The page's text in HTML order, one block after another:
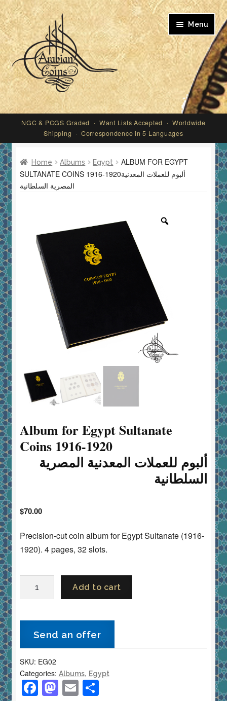
Skip
to
navigation
Skip
to
content
Menu
My account
NGC & PCGS Graded · Want Lists Accepted · Worldwide
Shipping · Correspondence in 5 Languages
Home Albums Egypt
ALBUM FOR EGYPT
SULTANATE COINS 1916-1920ألبوم للعملات المعدنية
المصرية السلطانية
Album for Egypt Sultanate
Coins 1916-1920
ألبوم للعملات المعدنية المصرية
السلطانية
$70.00
Precision-cut coin album for Egypt Sultanate (1916-
1920). 4 pages, 32 slots.
Sultanate
Coins
1916-
1920ألبوم
للعملات
المعدنية
Add to cart
Send an offer
SKU: EG02
Categories: Albums, Egypt
F M E S